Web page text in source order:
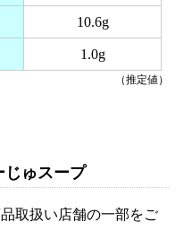
10.6g
1.0g
（推定値）
じゅスープ
取扱い店舗の一部をご